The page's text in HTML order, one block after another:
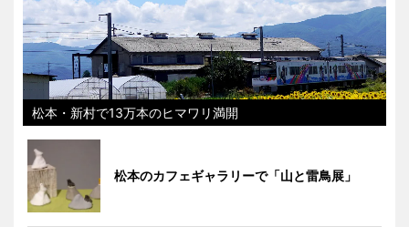
松本・新村で13万本のヒマワリ満開
松本のカフェギャラリーで「山と雷鳥展」